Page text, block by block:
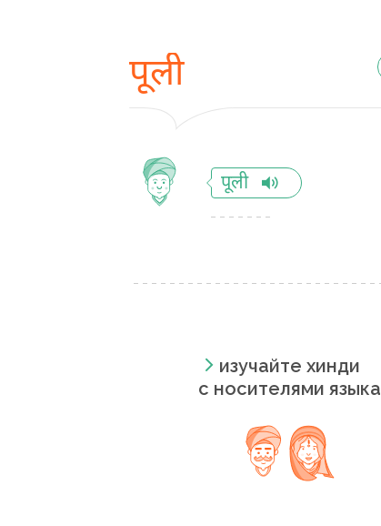
पूली
पूली
изучайте хинди
с носителями языка